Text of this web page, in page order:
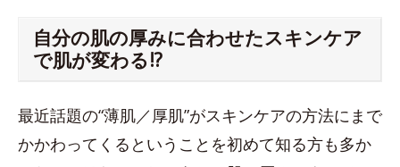
自分の肌の厚みに合わせたスキンケア
で肌が変わる!?
最近話題の“薄肌／厚肌”がスキンケアの方法にまで
かかわってくるということを初めて知る方も多か